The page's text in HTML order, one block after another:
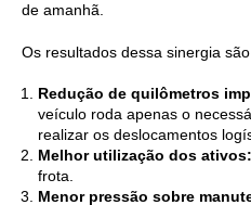
de amanhã.
Os resultados dessa sinergia
Redução de quilômetros
veículo roda apenas o
realizar os deslocamentos
Melhor utilização dos ativos:
frota.
Menor pressão sobre